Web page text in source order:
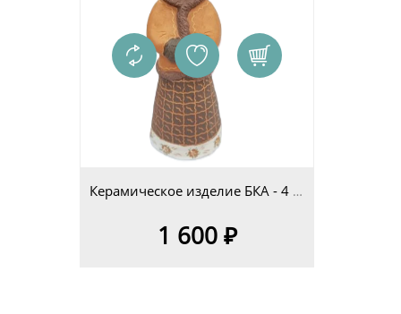
Керамическое изделие БКА - 4 изд.6
1 600 ₽